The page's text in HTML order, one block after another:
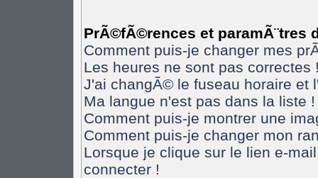
PrÃ©fÃ©rences et paramÃ¨tres
Comment puis-je changer mes
Les heures ne sont pas correctes
J'ai changÃ© le fuseau horaire et
Ma langue n'est pas dans la liste !
Comment puis-je montrer une
Comment puis-je changer mon
Lorsque je clique sur le lien e-
connecter !